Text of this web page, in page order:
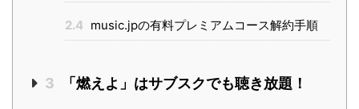
2.4 music.jpの有料プレミアムコース解約手順
3 「燃えよ」はサブスクでも聴き放題！